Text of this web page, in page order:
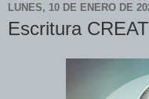
LUNES, 10 DE ENERO DE
Escritura